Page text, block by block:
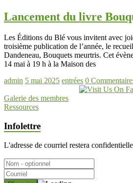
Lancement du livre
Les Éditions du Blé vous invitent avec
troisième publication de l’année, le
Dandeneau, Bouquets meurtris. Cet
14 mai à 19 h à la Maison des
admin 5 mai 2025 entrées 0
Galerie des membres
Ressources
Infolettre
L'adresse de courriel restera